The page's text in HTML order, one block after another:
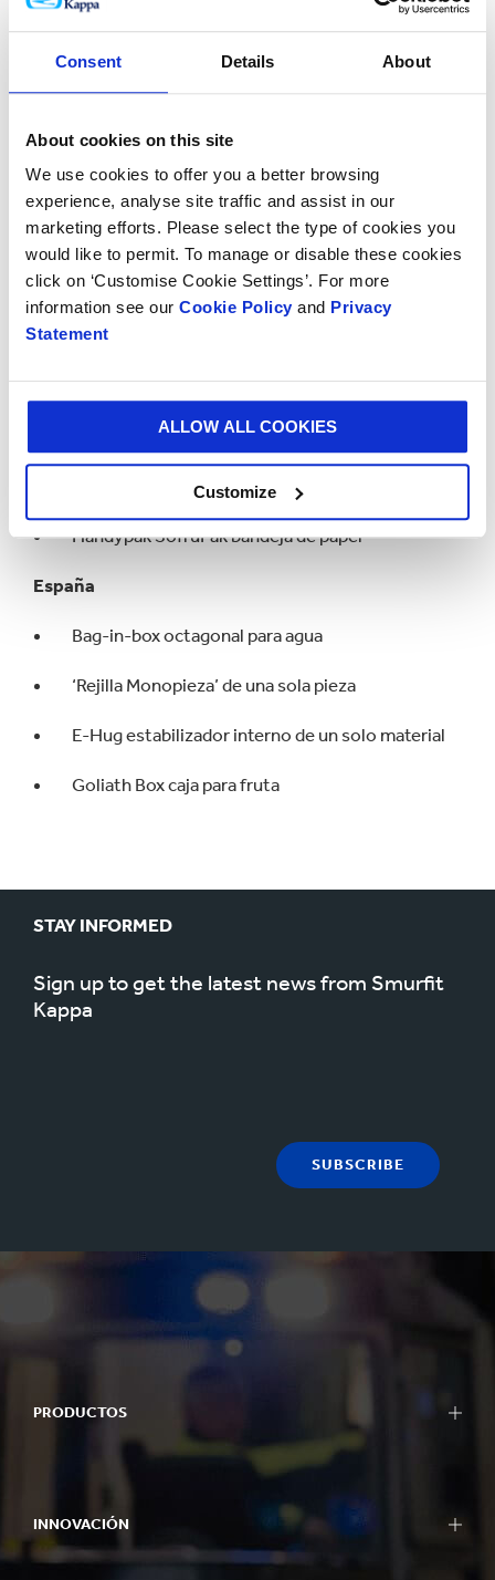
Consent Details About
About cookies on this site
We use cookies to offer you a better browsing
experience, analyse site traffic and assist in our
marketing efforts. Please select the type of cookies you
would like to permit. To manage or disable these cookies
click on ‘Customise Cookie Settings’. For more
information see our Cookie Policy and Privacy
Statement
ALLOW ALL COOKIES
Customize
Los ocho productos ganadores de Smurfit Kappa
proceden de República Checa, Polonia y España. La
ceremonia de entrega de los WorldStar Global
Packaging Awards tendrá lugar en Düsseldorf en
Productos ganadores de Smurfit Kappa en
WorldStar 2023
República Checa
‘All-in-Fix’ empaque universal para eCommerce
agua
Empaque de transformadores para calefactores
Handypak SofruPak bandeja de papel
España
Bag-in-box octagonal para agua
‘Rejilla Monopieza’ de una sola pieza
E-Hug estabilizador interno de un solo material
Goliath Box caja para fruta
STAY INFORMED
Sign up to get the latest news from Smurfit
Kappa
SUBSCRIBE
PRODUCTOS
INNOVACIÓN